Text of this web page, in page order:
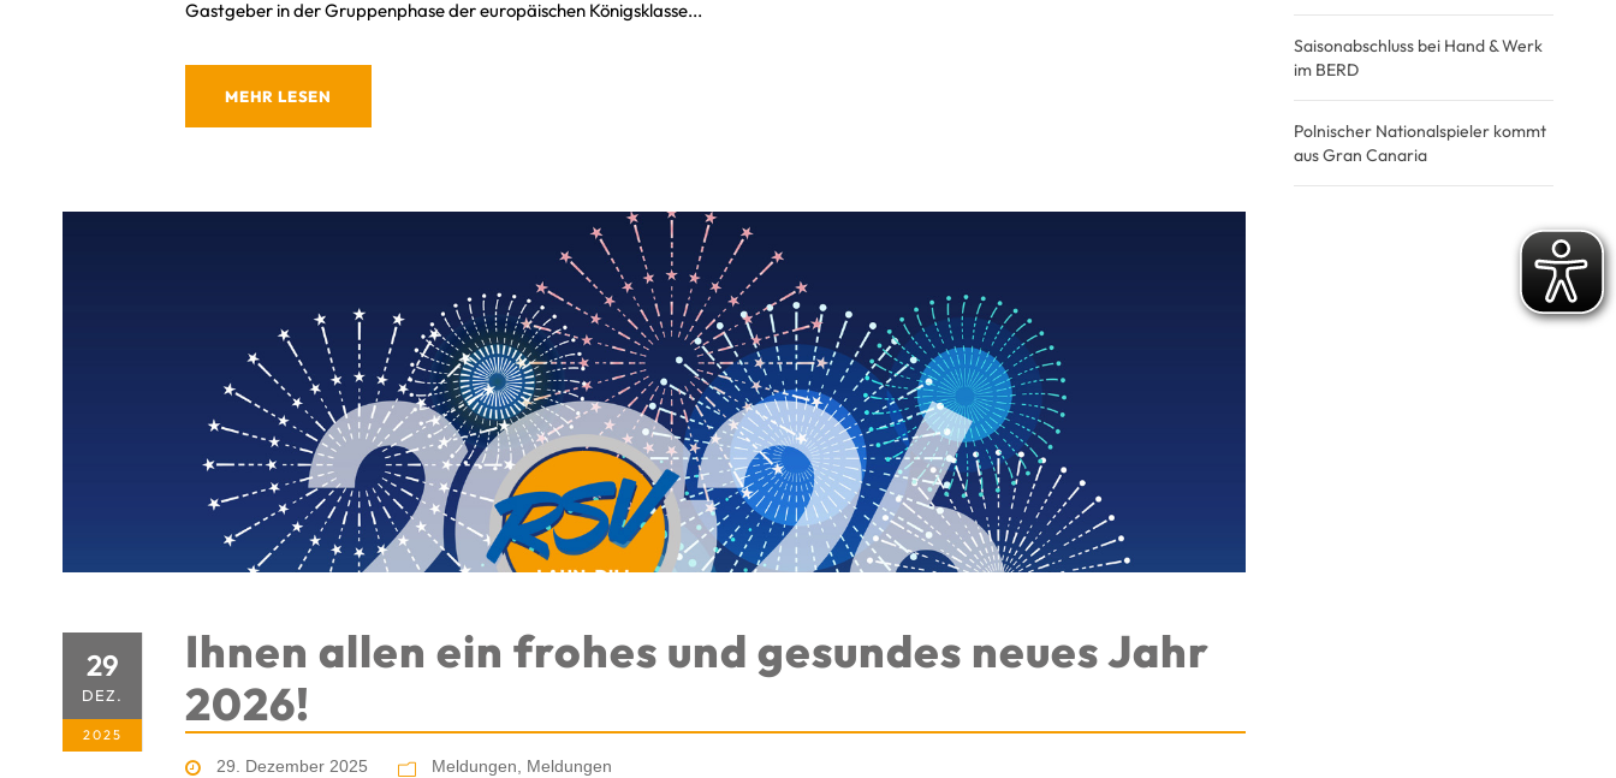
Gastgeber in der Gruppenphase der europäischen Königsklasse...
MEHR LESEN
29
DEZ.
2025
Ihnen allen ein frohes und gesundes neues Jahr
2026!
29. Dezember 2025 Meldungen, Meldungen
Saisonabschluss bei Hand & Werk
im BERD
Polnischer Nationalspieler kommt
aus Gran Canaria